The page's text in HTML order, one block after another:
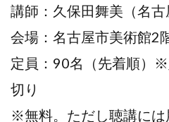
講師：久保田舞美（名古
会場：名古屋市美術館2
定員：90名（先着順）
切り
※無料。ただし聴講には